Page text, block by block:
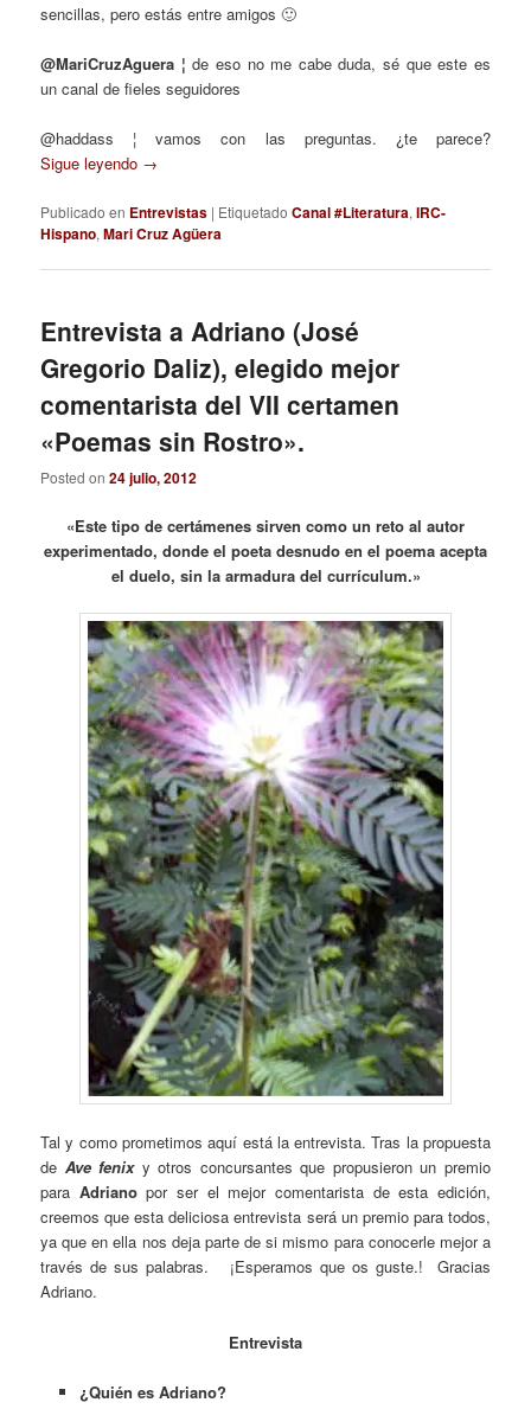
sencillas, pero estás entre amigos 🙂
@MariCruzAguera ¦ de eso no me cabe duda, sé que este es
un canal de fieles seguidores
@haddass ¦ vamos con las preguntas. ¿te parece?
Sigue leyendo →
Publicado en Entrevistas | Etiquetado Canal #Literatura,IRC-
Hispano,Mari Cruz Agüera
Entrevista a Adriano (José
Gregorio Daliz), elegido mejor
comentarista del VII certamen
«Poemas sin Rostro».
Posted on24 julio, 2012
«Este tipo de certámenes sirven como un reto al autor
experimentado, donde el poeta desnudo en el poema acepta
el duelo, sin la armadura del currículum.»
Tal y como prometimos aquí está la entrevista. Tras la propuesta
de Ave fenix y otros concursantes que propusieron un premio
para Adrianopor ser el mejor comentarista de esta edición,
creemos que esta deliciosa entrevista será un premio para todos,
ya que en ella nos deja parte de si mismo para conocerle mejor a
través de sus palabras. ¡Esperamos que os guste.! Gracias
Adriano.
Entrevista
¿Quién es Adriano?